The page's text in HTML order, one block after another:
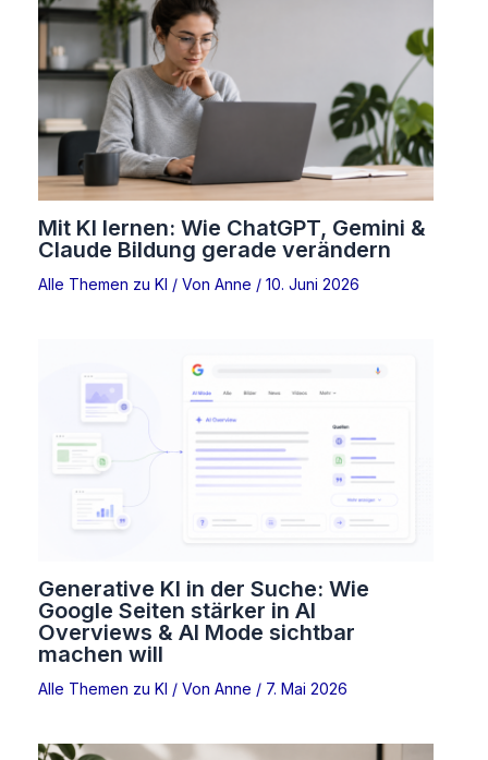
Mit KI lernen: Wie ChatGPT, Gemini &
Claude Bildung gerade verändern
Alle Themen zu KI / Von Anne / 10. Juni 2026
Generative KI in der Suche: Wie
Google Seiten stärker in AI
Overviews & AI Mode sichtbar
machen will
Alle Themen zu KI / Von Anne / 7. Mai 2026